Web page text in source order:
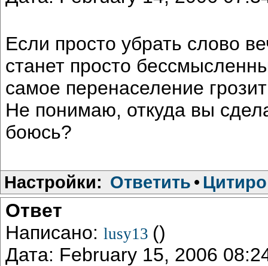
Если просто убрать слово
станет просто
самое перенаселение
Не понимаю, откуда вы
боюсь?
Настройки: Ответить •
Ответ
Написано: lusy13 ()
Дата: February 15, 2006